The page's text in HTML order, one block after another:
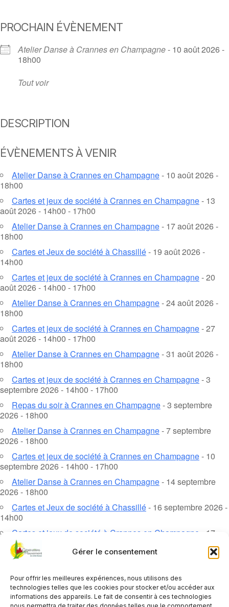
Gérer le consentement
Pour offrir les meilleures expériences, nous utilisons des
technologies telles que les cookies pour stocker et/ou accéder aux
informations des appareils. Le fait de consentir à ces technologies
PROCHAIN ÉVÈNEMENT
Atelier Danse à Crannes en Champagne- 10 août 2026 -
18h00
Tout voir
DESCRIPTION
ÉVÈNEMENTS À VENIR
Atelier Danse à Crannes en Champagne- 10 août 2026 -
18h00
Cartes et jeux de société à Crannes en Champagne- 13
août 2026 - 14h00 - 17h00
Atelier Danse à Crannes en Champagne- 17 août 2026 -
18h00
Cartes et Jeux de société à Chassillé- 19 août 2026 -
14h00
Cartes et jeux de société à Crannes en Champagne- 20
août 2026 - 14h00 - 17h00
Atelier Danse à Crannes en Champagne- 24 août 2026 -
18h00
Cartes et jeux de société à Crannes en Champagne- 27
août 2026 - 14h00 - 17h00
Atelier Danse à Crannes en Champagne- 31 août 2026 -
18h00
Cartes et jeux de société à Crannes en Champagne- 3
septembre 2026 - 14h00 - 17h00
Repas du soir à Crannes en Champagne- 3 septembre
2026 - 18h00
Atelier Danse à Crannes en Champagne- 7 septembre
2026 - 18h00
Cartes et jeux de société à Crannes en Champagne- 10
septembre 2026 - 14h00 - 17h00
Atelier Danse à Crannes en Champagne- 14 septembre
2026 - 18h00
Cartes et Jeux de société à Chassillé- 16 septembre 2026 -
14h00
Cartes et jeux de société à Crannes en Champagne - 17
septembre 2026 - 14h00 - 17h00
Atelier Danse à Crannes en Champagne
- 21 septembre
Cartes et jeux de société à Crannes en Champagne- 24
septembre 2026 - 14h00 - 17h00